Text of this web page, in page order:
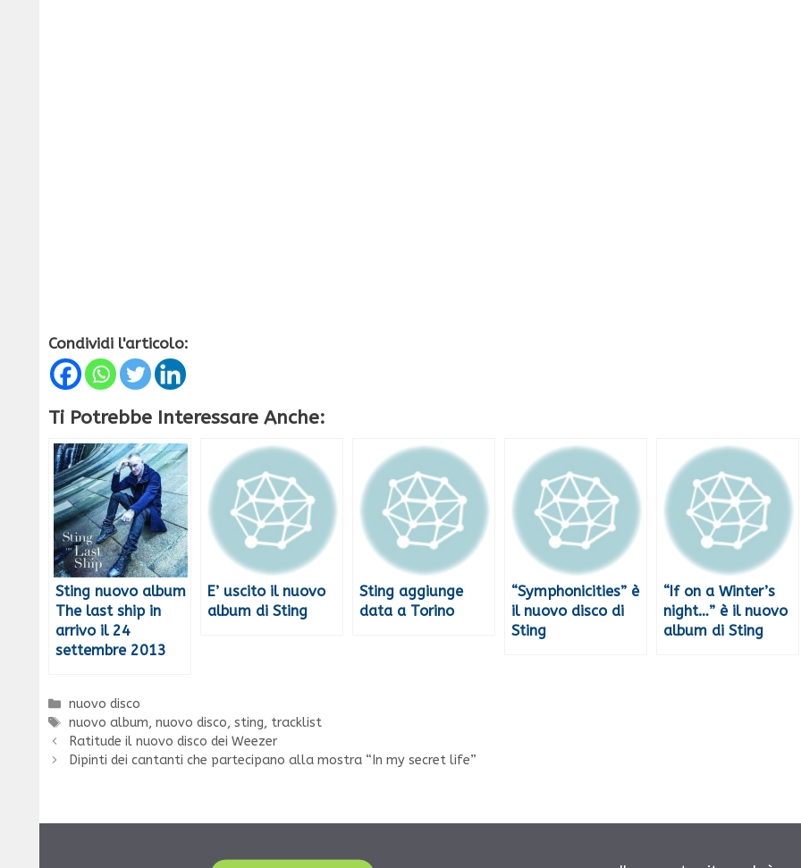
Condividi l'articolo:
Ti Potrebbe Interessare Anche:
Sting nuovo album
The last ship in
arrivo il 24
settembre 2013
E’ uscito il nuovo
album di Sting
Sting aggiunge
data a Torino
“Symphonicities” è
il nuovo disco di
Sting
“If on a Winter’s
night…” è il nuovo
album di Sting
Categorie
nuovo disco
Tag
nuovo album,nuovo disco,sting, tracklist
Ratitude il nuovo disco dei Weezer
Dipinti dei cantanti che partecipano alla mostra “In my secret life”